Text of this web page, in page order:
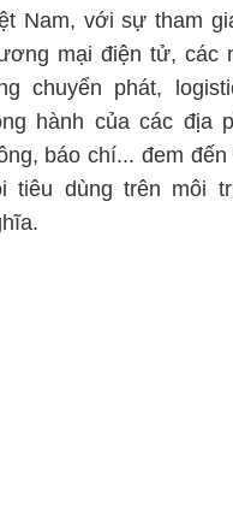
Nam, với sự tham
mại điện tử, các
chuyển phát,
hành của các địa
báo chí... đem
tiêu dùng trên môi